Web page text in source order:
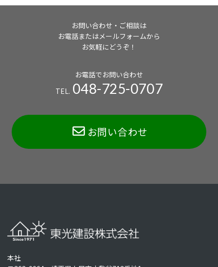
お問い合わせ・ご相談は
お電話またはメールフォームから
お気軽にどうぞ！
お電話でお問い合わせ
TEL. 048-725-0707
お問い合わせ
本社